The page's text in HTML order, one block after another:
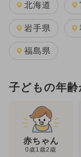
北海道
岩手県
福島県
子どもの年
赤ちゃん
0歳1歳2歳